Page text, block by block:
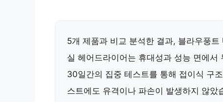
5개 제품과 비교 분석한 결과, 블라우풍
실 헤어드라이어는 휴대성과 성능 면에서
30일간의 집중 테스트를 통해 접이식 구
스트에도 유격이나 파손이 발생하지 않았